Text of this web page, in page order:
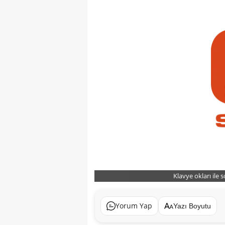
Klavye okları ile
Yorum Yap Yazı Boyutu